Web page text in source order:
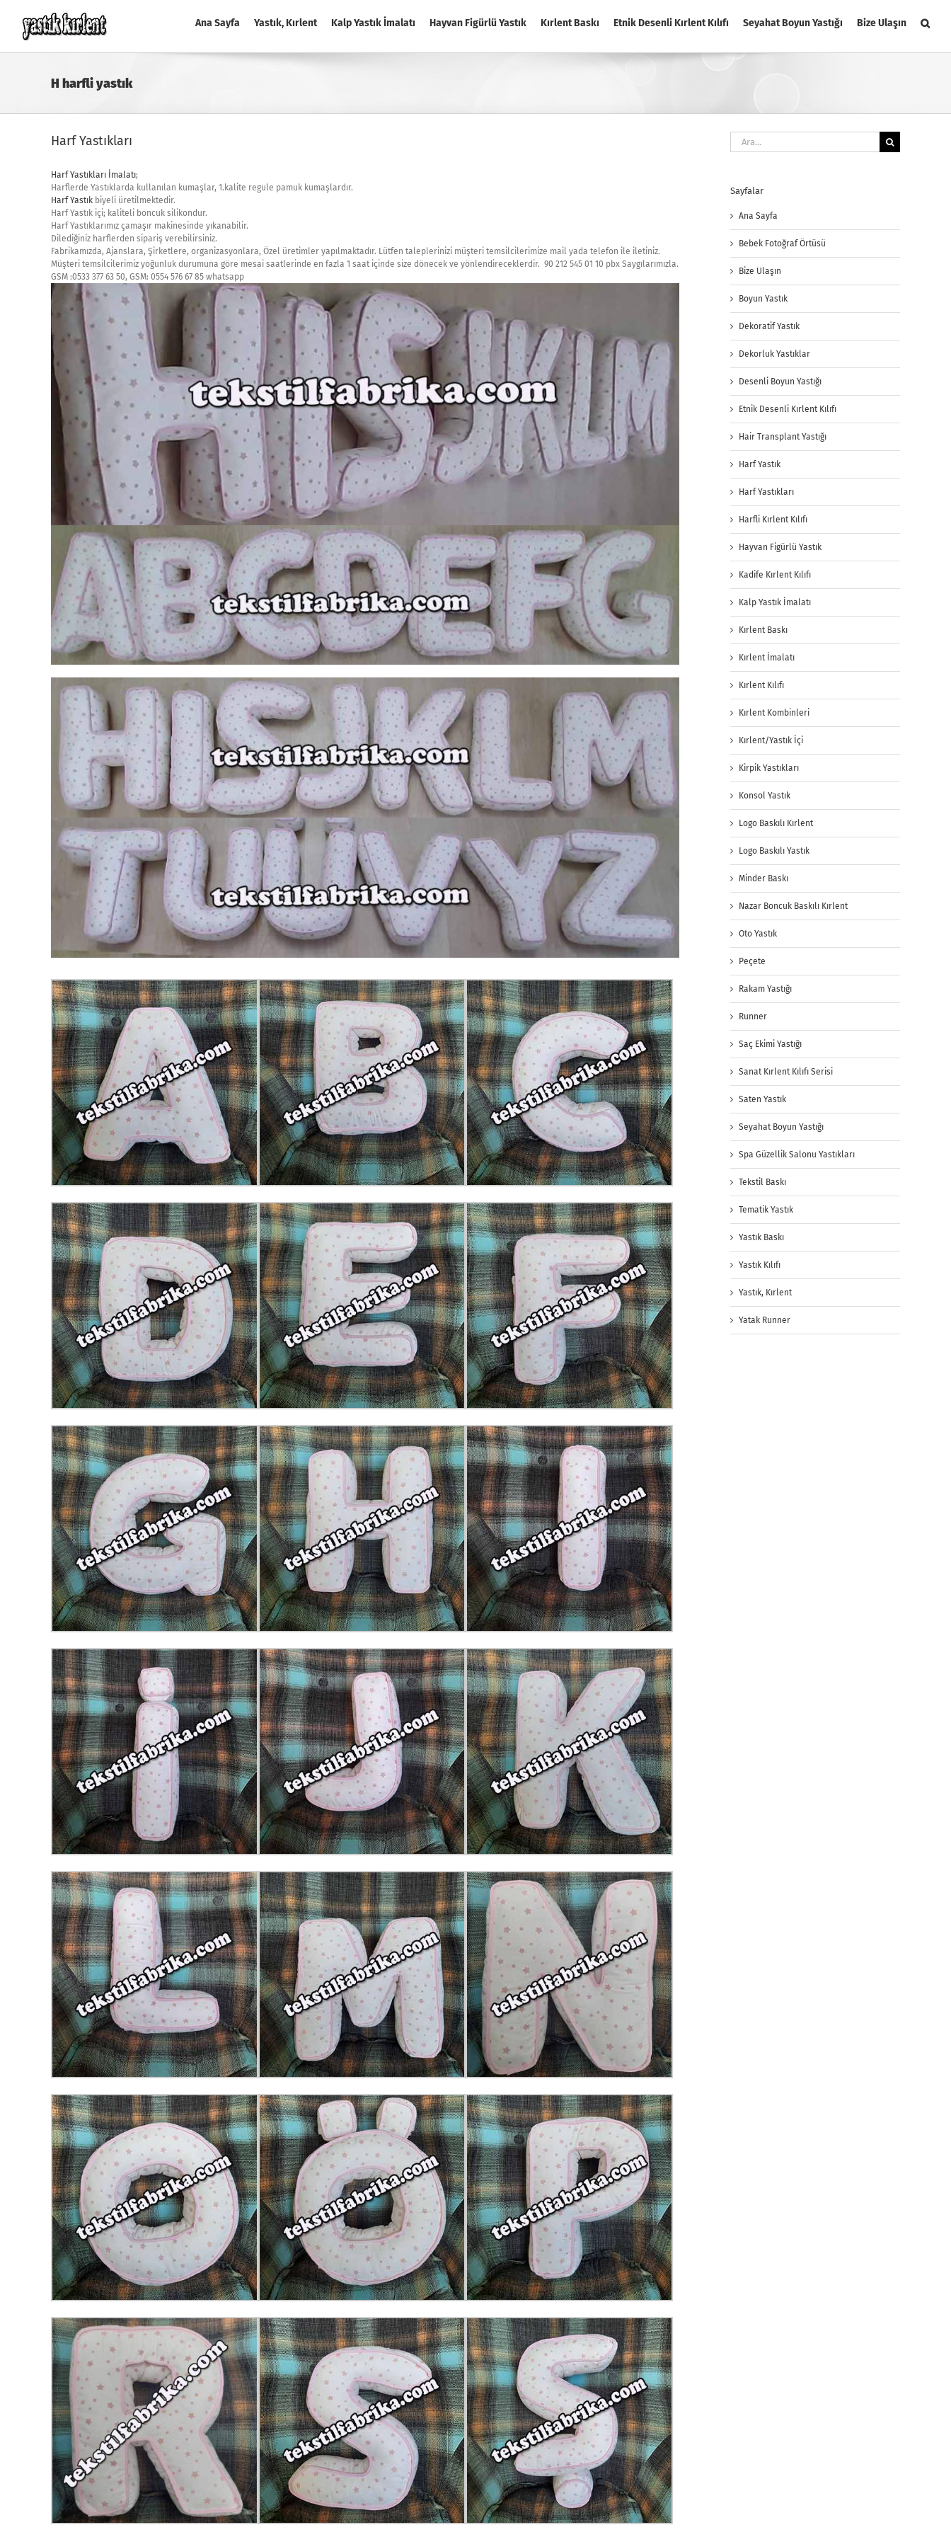
content
Ana Sayfa Yastık, Kırlent Kalp Yastık İmalatı Hayvan Figürlü Yastık Kırlent Baskı Etnik Desenli Kırlent Kılıfı Seyahat Boyun Yastığı Bize Ulaşın
H harfli yastık
Harf Yastıkları
Harf Yastıkları İmalatı;
Harflerde Yastıklarda kullanılan kumaşlar, 1.kalite regule pamuk kumaşlardır.
Harf Yastık biyeli üretilmektedir.
Harf Yastık içi; kaliteli boncuk silikondur.
Harf Yastıklarımız çamaşır makinesinde yıkanabilir.
Dilediğiniz harflerden sipariş verebilirsiniz.
Fabrikamızda, Ajanslara, Şirketlere, organizasyonlara, Özel üretimler yapılmaktadır. Lütfen taleplerinizi müşteri temsilcilerimize mail yada telefon ile iletiniz.
Müşteri temsilcilerimiz yoğunluk durumuna göre mesai saatlerinde en fazla 1 saat içinde size dönecek ve yönlendireceklerdir. 90 212 545 01 10 pbx Saygılarımızla.
GSM :0533 377 63 50, GSM: 0554 576 67 85 whatsapp
Ara:
Sayfalar
Ana Sayfa
Bebek Fotoğraf Örtüsü
Bize Ulaşın
Boyun Yastık
Dekoratif Yastık
Dekorluk Yastıklar
Desenli Boyun Yastığı
Etnik Desenli Kırlent Kılıfı
Hair Transplant Yastığı
Harf Yastık
Harf Yastıkları
Harfli Kırlent Kılıfı
Hayvan Figürlü Yastık
Kadife Kırlent Kılıfı
Kalp Yastık İmalatı
Kırlent Baskı
Kırlent İmalatı
Kırlent Kılıfı
Kırlent Kombinleri
Kırlent/Yastık İçi
Kirpik Yastıkları
Konsol Yastık
Logo Baskılı Kırlent
Logo Baskılı Yastık
Minder Baskı
Nazar Boncuk Baskılı Kırlent
Oto Yastık
Peçete
Rakam Yastığı
Runner
Saç Ekimi Yastığı
Sanat Kırlent Kılıfı Serisi
Saten Yastık
Seyahat Boyun Yastığı
Spa Güzellik Salonu Yastıkları
Tekstil Baskı
Tematik Yastık
Yastık Baskı
Yastık Kılıfı
Yastık, Kırlent
Yatak Runner